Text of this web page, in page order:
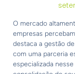
O mercado
empresas
destaca a gestão
com uma parceria
especializada